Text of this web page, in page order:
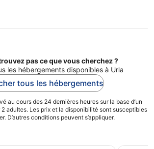
nuit
pas ce que vous cherchez ?
les hébergements disponibles à Urla
tous les hébergements
au cours des 24 dernières heures sur la base d’un
2 adultes. Les prix et la disponibilité sont susceptibles
D’autres conditions peuvent s’appliquer.